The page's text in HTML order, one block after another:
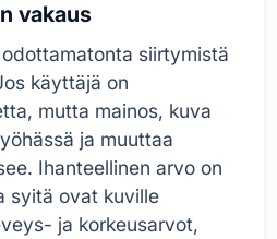
vakaus
siirtymistä
käyttäjä on
mutta mainos, kuva
ja muuttaa
Ihanteellinen arvo on
syitä ovat kuville
ja korkeusarvot,